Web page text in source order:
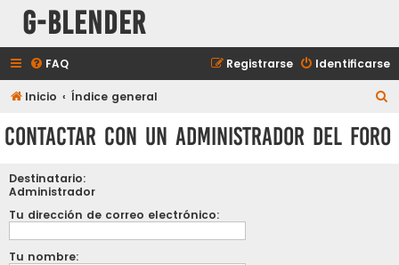
G-Blender
FAQ Identificarse
Registrarse
Inicio Índice general
s
Contactar con un Administrador del Foro
Destinatario:
Administrador
Tu dirección de correo electrónico:
Tu nombre: